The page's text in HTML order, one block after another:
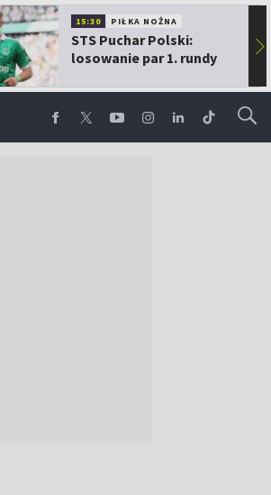
15:30 PIŁKA NOŻNA
STS Puchar Polski:
losowanie par 1. rundy
▶